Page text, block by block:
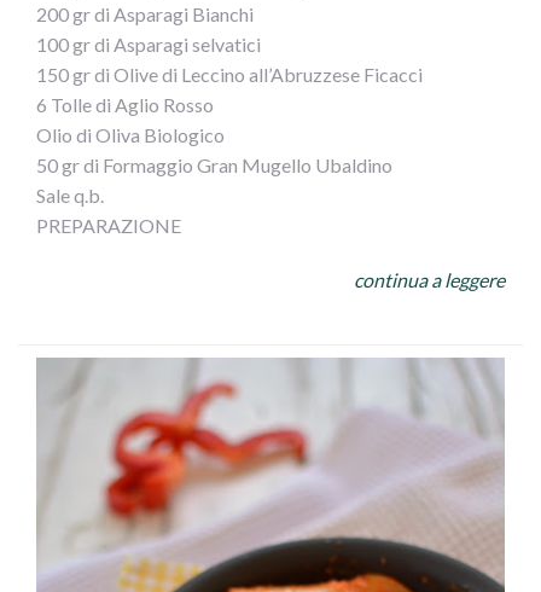
200 gr di Asparagi Bianchi
100 gr di Asparagi selvatici
150 gr di Olive di Leccino all’Abruzzese Ficacci
6 Tolle di Aglio Rosso
Olio di Oliva Biologico
50 gr di Formaggio Gran Mugello Ubaldino
Sale q.b.
PREPARAZIONE
Oliva, le Tolle di aglio rosso, lasciare a fuoco vivace pochi
padellacuocere il tutto per circa 10 minuti a fuoco medio,
meglio se con il coperchio,
passato il tempo unire per pochi minuti le punte degli
Asparagi, le Olive di Leccino snocciolate ed una
grattugiata di Gran Mugello Ubaldino,cuocere le
Lasagnettein abbondante acqua salata, avendo cura di
dare minor cottura a quelle verdi, scolare per bene,
continua a leggere